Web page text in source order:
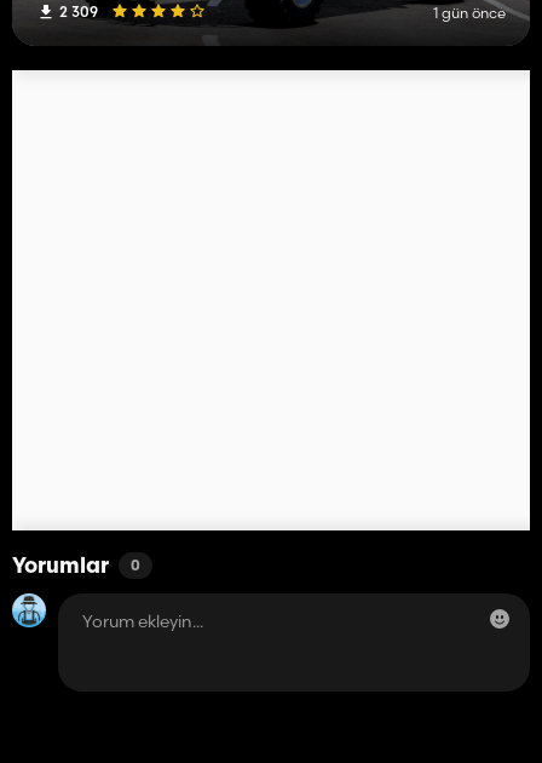
2 309 1 gün önce
Yorumlar 0